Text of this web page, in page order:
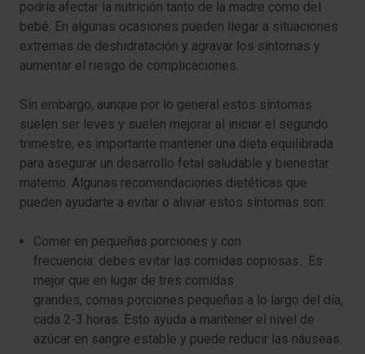
podría afectar la nutrición tanto de la madre como del
bebé. En algunas ocasiones pueden llegar a situaciones
extremas de deshidratación y agravar los síntomas y
aumentar el riesgo de complicaciones.
Sin embargo, aunque por lo general estos síntomas
suelen ser leves y suelen mejorar al iniciar el segundo
trimestre, es importante mantener una dieta equilibrada
para asegurar un desarrollo fetal saludable y bienestar
materno. Algunas recomendaciones dietéticas que
pueden ayudarte a evitar o aliviar estos síntomas son:
Comer en pequeñas porciones y con
frecuencia: debes evitar las comidas copiosas. Es
mejor que en lugar de tres comidas
grandes, comas porciones pequeñas a lo largo del día,
cada 2-3 horas. Esto ayuda a mantener el nivel de
azúcar en sangre estable y puede reducir las náuseas.